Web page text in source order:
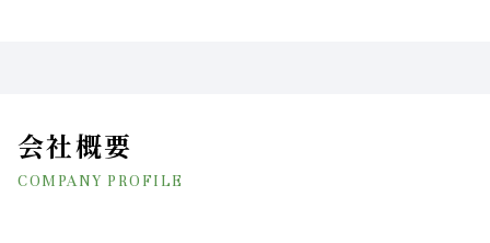
会社概要
COMPANY PROFILE